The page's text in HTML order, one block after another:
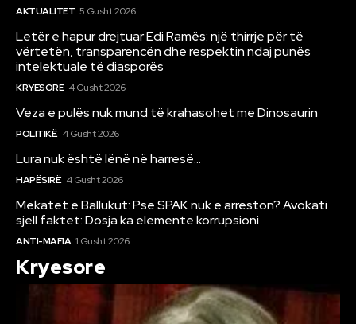
AKTUALITET 5 Gusht 2026
Letër e hapur drejtuar Edi Ramës: një thirrje për të
vërtetën, transparencën dhe respektin ndaj punës
intelektuale të diasporës
KRYESORE 4 Gusht 2026
Veza e pulës nuk mund të krahasohet me Dinosaurin
POLITIKË 4 Gusht 2026
Lura nuk është lënë në harresë…
HAPËSIRË 4 Gusht 2026
Mëkatet e Ballukut: Pse SPAK nuk e arreston? Avokati
sjell faktet: Dosja ka elemente korrupsioni
ANTI-MAFIA 1 Gusht 2026
Kryesore